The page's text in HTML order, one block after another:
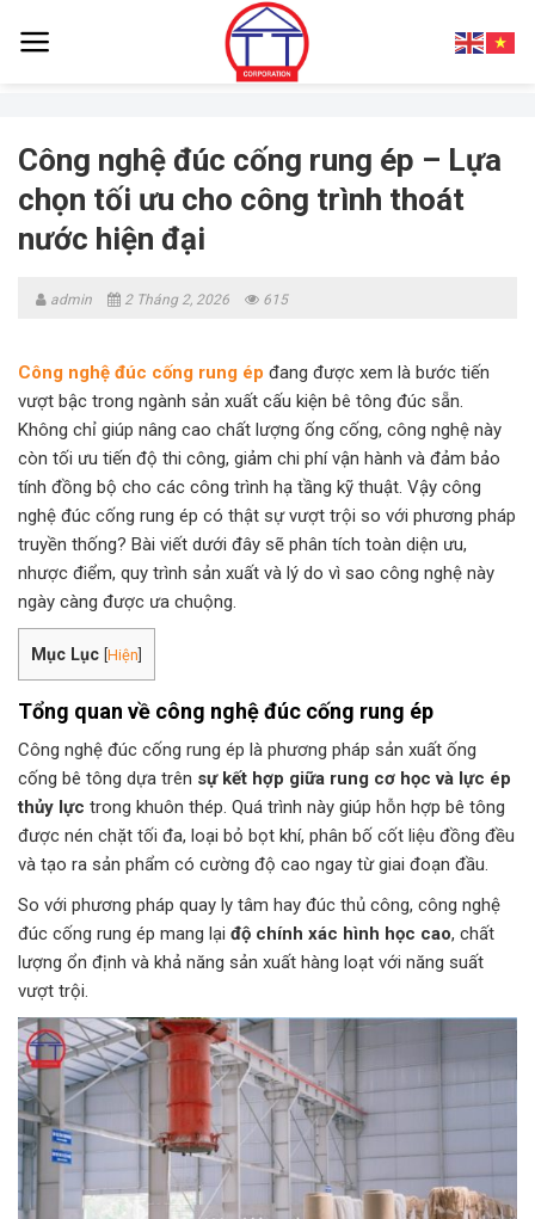
Công nghệ đúc cống rung ép – Lựa
chọn tối ưu cho công trình thoát
nước hiện đại
admin 2 Tháng 2, 2026 615
Công nghệ đúc cống rung ép đang được xem là bước tiến
vượt bậc trong ngành sản xuất cấu kiện bê tông đúc sẵn.
Không chỉ giúp nâng cao chất lượng ống cống, công nghệ này
còn tối ưu tiến độ thi công, giảm chi phí vận hành và đảm bảo
tính đồng bộ cho các công trình hạ tầng kỹ thuật. Vậy công
nghệ đúc cống rung ép có thật sự vượt trội so với phương pháp
truyền thống? Bài viết dưới đây sẽ phân tích toàn diện ưu,
nhược điểm, quy trình sản xuất và lý do vì sao công nghệ này
ngày càng được ưa chuộng.
Mục Lục [Hiện]
Tổng quan về công nghệ đúc cống rung ép
Công nghệ đúc cống rung ép là phương pháp sản xuất ống
cống bê tông dựa trên sự kết hợp giữa rung cơ học và lực ép
thủy lực trong khuôn thép. Quá trình này giúp hỗn hợp bê tông
được nén chặt tối đa, loại bỏ bọt khí, phân bố cốt liệu đồng đều
và tạo ra sản phẩm có cường độ cao ngay từ giai đoạn đầu.
So với phương pháp quay ly tâm hay đúc thủ công, công nghệ
đúc cống rung ép mang lại độ chính xác hình học cao, chất
lượng ổn định và khả năng sản xuất hàng loạt với năng suất
vượt trội.